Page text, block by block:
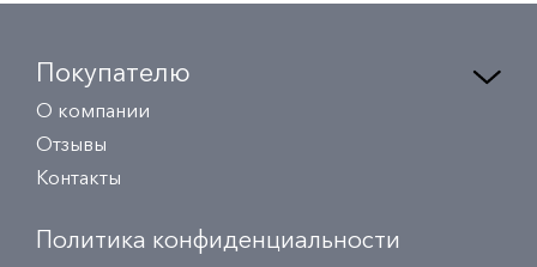
Покупателю
О компании
Отзывы
Контакты
Политика конфиденциальности